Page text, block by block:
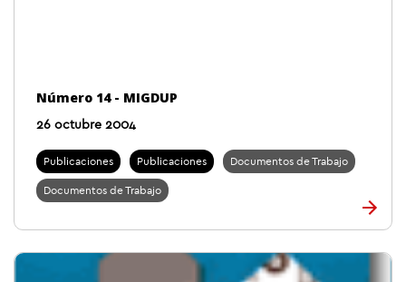
Número 14 - MIGDUP
26 octubre 2004
Publicaciones Publicaciones Documentos de Trabajo
Documentos de Trabajo